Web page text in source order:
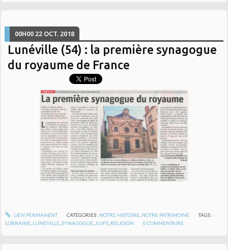
00H00 22 OCT. 2018
Lunéville (54) : la première synagogue
du royaume de France
LIEN PERMANENT CATÉGORIES : NOTRE HISTOIRE, NOTRE PATRIMOINE
TAGS :
LORRAINE LUNÉVILLE ,SYNAGOGUE JUIFS RELIGION 0 COMMENTAIRE